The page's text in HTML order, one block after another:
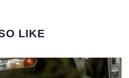
LIKE